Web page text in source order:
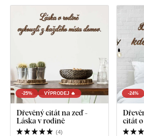
-25% VÝPRODEJ 🔥
Dřevěný citát na zeď -
Láska v rodině
(4)
-24%
citát